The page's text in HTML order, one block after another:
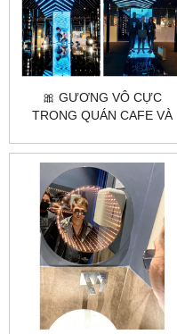
🎀 GƯƠNG VÔ CỰC
TRONG QUÁN CAFE VÀ
CỰC ĐỈNH